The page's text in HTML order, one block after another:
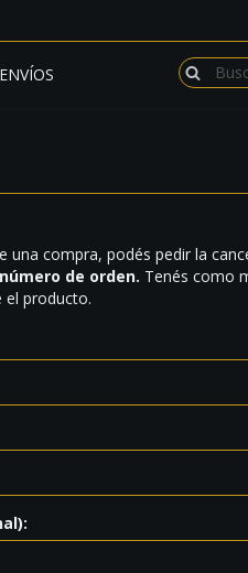
ENVÍOS
una compra, podés pedir la
de orden. Tenés como
el producto.